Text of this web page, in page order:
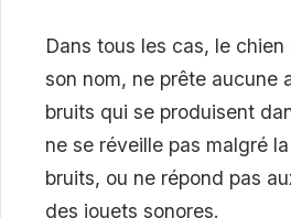
Dans tous les cas, le
son nom, ne prête aucune
bruits qui se produisent
ne se réveille pas malgré
bruits, ou ne répond pas
des jouets sonores.